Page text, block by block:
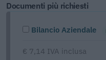
Documenti più richiesti
Bilancio Aziendale
€ 7,14 IVA inclusa